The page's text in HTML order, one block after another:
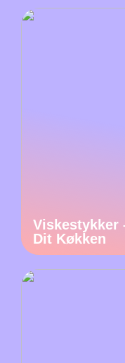
Viskestykker
Dit Køkken